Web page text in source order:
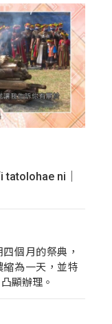
tatolohae ni｜
個月的祭典，
為一天，並特
顯辦理。